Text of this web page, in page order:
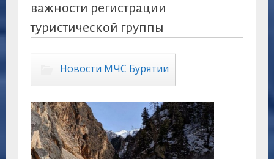
важности регистрации
туристической группы
Новости МЧС Бурятии